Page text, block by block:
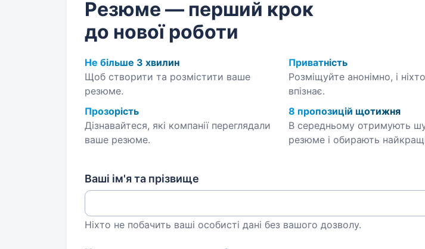
Резюме — перший крок
до нової роботи
Не більше 3 хвилин
Щоб створити та розмістити ваше
резюме.
Приватність
Розміщуйте анонімно, і
впізнає.
Прозорість
Дізнавайтеся, які компанії переглядали
ваше резюме.
8 пропозицій щотижня
В середньому отримують
резюме і обирають
Ваші ім'я та прізвище
Ніхто не побачить ваші особисті дані без вашого дозволу.